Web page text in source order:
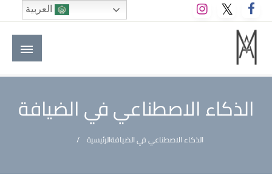
التخطي
إلى
المحتوى
M A hotels | إم ايه هوتيلز
الموقع الأول للعاملين في الفنادق في العالم العربي
الذكاء الاصطناعي في الضيافة
الرئيسيةالذكاء الاصطناعي في الضيافة
العربية